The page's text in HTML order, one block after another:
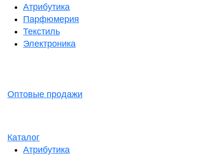
Атрибутика
Парфюмерия
Текстиль
Электроника
Оптовые продажи
Каталог
Атрибутика